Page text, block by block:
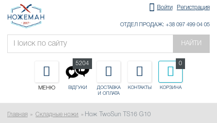
Войти Регистрация
ОТДЕЛ ПРОДАЖ: +38 097 499 04 05
НАЙТИ
МЕНЮ ВІДГУКИ
5204
ДОСТАВКА
И ОПЛАТА
КОНТАКТЫ КОРЗИНА
0
Главная Складные ножи Нож TwoSun TS16 G10